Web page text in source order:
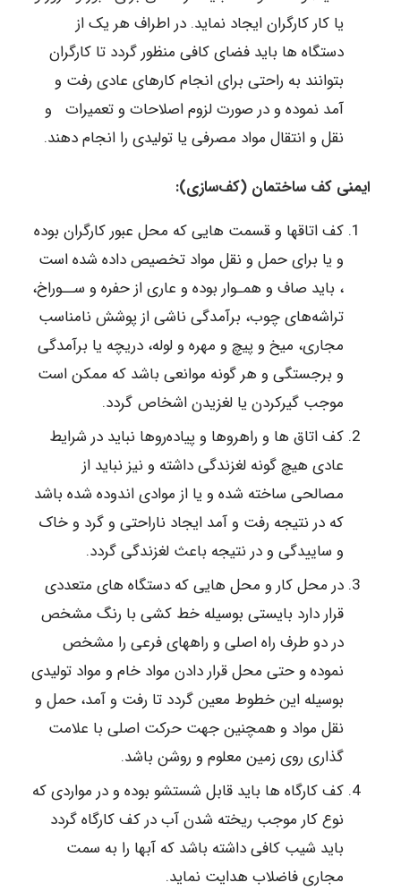
یا کار کارگران ایجاد نماید. در اطراف هر یک از
دستگاه ها باید فضای کافی منظور گردد تا کارگران
بتوانند به راحتی برای انجام کارهای عادی رفت‌ و
آمد نموده و در صورت لزوم اصلاحات و تعمیرات و
نقل و انتقال مواد مصرفی یا تولیدی را انجام دهند.
ایمنی کف ساختمان (کف‌سازی):
کف اتاقها و قسمت هایی که محل عبور کارگران بوده
و یا برای حمل و نقل مواد تخصیص داده شده است
، باید صاف و همـوار بوده و عاری از حفره و ســوراخ،
تراشه‌های چوب، برآمدگی ناشی از پوشش نامناسب
مجاری، میخ و پیچ و مهره و لوله، دریچه یا برآمدگی
و برجستگی و هر گونه موانعی باشد که ممکن است
موجب گیرکردن یا لغزیدن اشخاص گردد.
کف اتاق ها و راهروها و پیاده‌روها نباید در شرایط
عادی هیچ ‌گونه لغزندگی داشته و نیز نباید از
مصالحی ساخته شده و یا از موادی اندوده شده باشد
که در نتیجه رفت‌ و آمد ایجاد ناراحتی و گرد ‌و خاک
و ساییدگی و در نتیجه باعث لغزندگی گردد.
در محل کار و محل هایی که دستگاه های متعددی
قرار دارد بایستی بوسیله خط ‌کشی با رنگ مشخص
در دو طرف راه اصلی و راههای فرعی را مشخص
نموده و حتی محل قرار دادن مواد خام و مواد تولیدی
بوسیله این خطوط معین گردد تا رفت‌ و آمد، حمل‌ و
نقل مواد و همچنین جهت حرکت اصلی با علامت
‌گذاری روی زمین معلوم و روشن باشد.
کف کارگاه ها باید قابل شستشو بوده و در مواردی که
نوع کار موجب ریخته شدن آب در کف کارگاه گردد
باید شیب کافی داشته باشد که آبها را به سمت
مجاری فاضلاب هدایت نماید.